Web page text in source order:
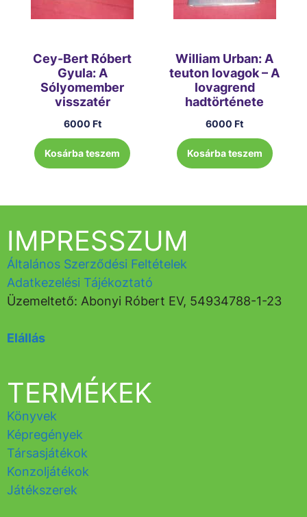
Cey-Bert Róbert
Gyula: A
Sólyomember
visszatér
6000 Ft
Kosárba teszem
William Urban: A
teuton lovagok – A
lovagrend
hadtörténete
6000Ft
Kosárba teszem
TERMÉKEK
Könyvek
Képregények
Társasjátékok
Konzoljátékok
Játékszerek
IMPRESSZUM
Általános Szerződési Feltételek
Adatkezelési Tájékoztató
Üzemeltető: Abonyi Róbert EV, 54934788-1-23
Elállás